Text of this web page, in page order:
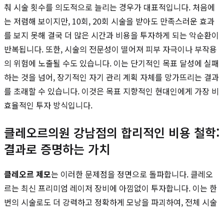
춰 시술 횟수를 의도적으로 늘리는 경우가 대표적입니다. 처음에
는 저렴해 보이지만, 10회, 20회 시술을 받아도 만족스러운 효과
를 보지 못해 결국 더 많은 시간과 비용을 투자하게 되는 악순환이
반복됩니다. 또한, 시술의 전문성이 떨어져 피부 자극이나 부작용
의 위험에 노출될 수도 있습니다. 이는 단기적인 목표 달성에 실패
하는 것을 넘어, 장기적인 자기 관리 계획 자체를 망가뜨리는 결과
를 초래할 수 있습니다. 이것은 목표 지향적인 현대인에게 가장 비
효율적인 투자 방식입니다.
클레오르의원 강남점의 합리적인 비용 철학:
결과로 증명하는 가치
클레오르 제모는 이러한 문제점을 정면으로 돌파합니다. 클레오
르는 최신 프리미엄 레이저 장비에 아낌없이 투자합니다. 이는 한
번의 시술로도 더 강력하고 정확하게 모낭을 파괴하여, 전체 시술